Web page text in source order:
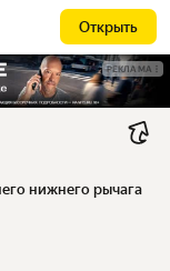
Открыть
РЕКЛАМА
нижнего рычага